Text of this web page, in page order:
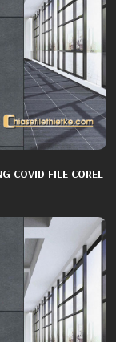
COVID FILE COREL